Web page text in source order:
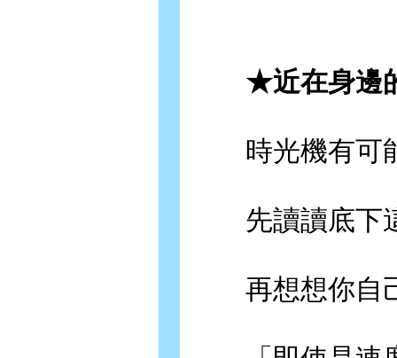
★近在身邊的
時光機有可
先讀讀底下
再想想你自